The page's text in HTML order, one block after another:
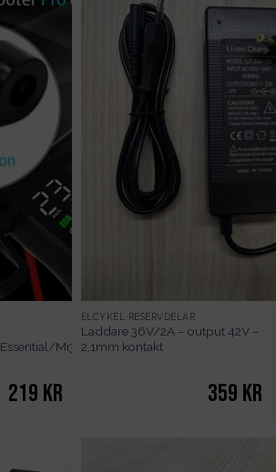
Mi3
219 kr
ELCYKEL RESERVDELAR
Laddare 36V/2A – output 42V –
2,1mm kontakt
359 kr